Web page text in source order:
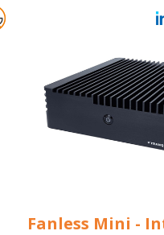
une gestion efficace de
de multiples ports I/O, et
robuste et sans
pour la gestion de flotte,
de transport et les
publique.
Fanless Mini -